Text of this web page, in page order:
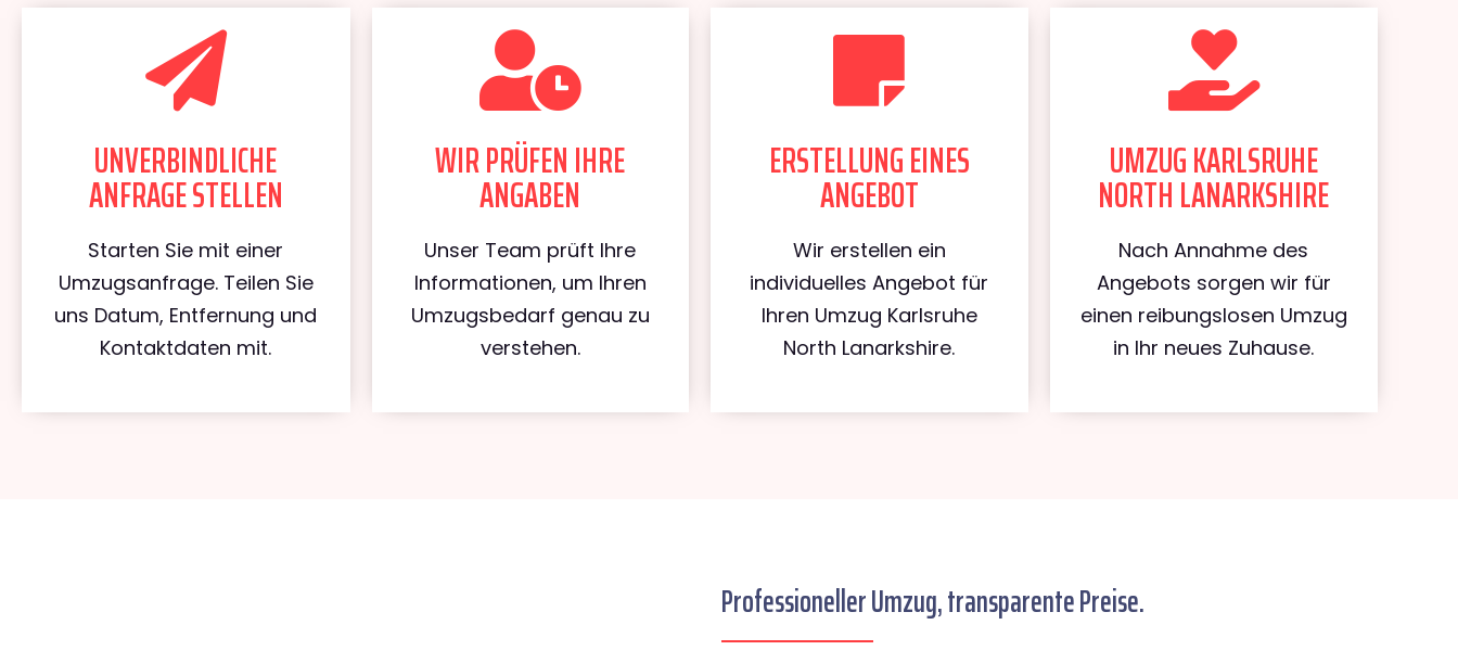
UNVERBINDLICHE
ANFRAGE STELLEN
Starten Sie mit einer
Umzugsanfrage. Teilen Sie
uns Datum, Entfernung und
Kontaktdaten mit.
WIR PRÜFEN IHRE
ANGABEN
Unser Team prüft Ihre
Informationen, um Ihren
Umzugsbedarf genau zu
verstehen.
ERSTELLUNG EINES
ANGEBOT
Wir erstellen ein
individuelles Angebot für
Ihren Umzug Karlsruhe
North Lanarkshire.
UMZUG KARLSRUHE
NORTH LANARKSHIRE
Nach Annahme des
Angebots sorgen wir für
einen reibungslosen Umzug
in Ihr neues Zuhause.
Professioneller Umzug, transparente Preise.